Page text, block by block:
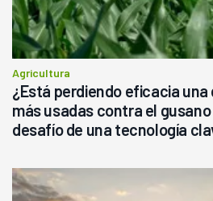
Agricultura
¿Está perdiendo eficacia
más usadas contra el
desafío de una tecnología